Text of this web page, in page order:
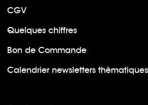
CGV
Quelques chiffres
Bon de Commande
Calendrier newsletters